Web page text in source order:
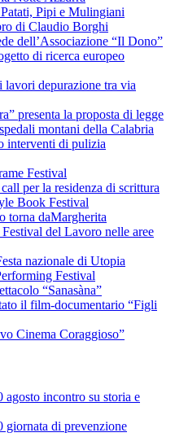
Pipi e Mulingiani
di Claudio Borghi
dell’Associazione “Il Dono”
di ricerca europeo
depurazione tra via
presenta la proposta di legge
montani della Calabria
interventi di pulizia
Festival
per la residenza di scrittura
Book Festival
daMargherita
del Lavoro nelle aree
nazionale di Utopia
Festival
“Sanasàna”
il film-documentario “Figli
Cinema Coraggioso”
incontro su storia e
di prevenzione